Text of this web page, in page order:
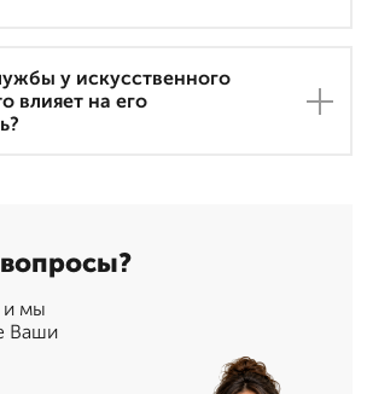
у искусственного
влияет на его
и мы
Ваши